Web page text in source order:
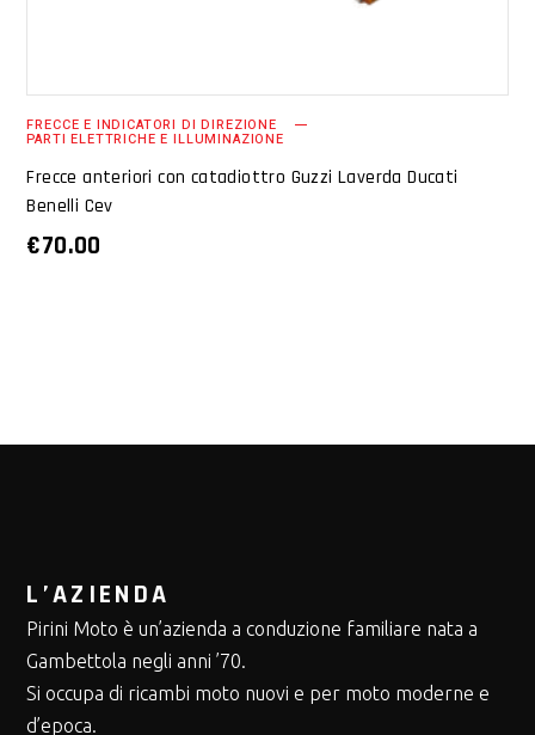
FRECCE E INDICATORI DI DIREZIONE
PARTI ELETTRICHE E ILLUMINAZIONE
Frecce anteriori con catadiottro Guzzi Laverda Ducati
Benelli Cev
€70.00
L’AZIENDA
Pirini Moto è un’azienda a conduzione familiare nata a
Gambettola negli anni ’70.
Si occupa di ricambi moto nuovi e per moto moderne e
d’epoca.